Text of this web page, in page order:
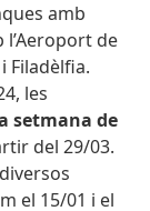
amb
l’Aeroport de
Filadèlfia.
les
setmana de
del 29/03.
el 15/01 i el